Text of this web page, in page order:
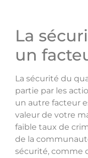
La
un
La sécurité du
partie par les
un autre facteur
valeur de votre
faible taux de
de la
sécurité, comme